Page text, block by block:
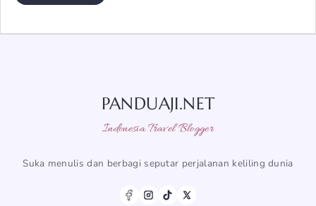
PANDUAJI.NET
Indonesia Travel Blogger
Suka menulis dan berbagi seputar perjalanan keliling dunia